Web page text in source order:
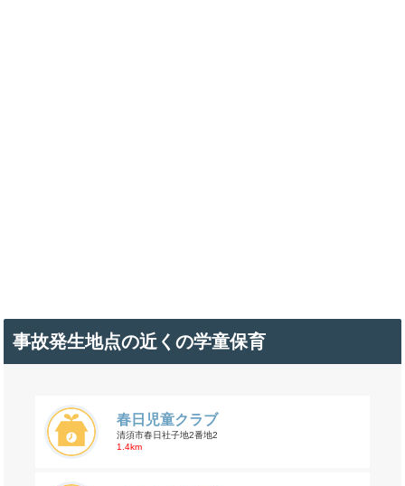
事故発生地点の近くの学童保育
春日児童クラブ
清須市春日社子地2番地2
1.4km